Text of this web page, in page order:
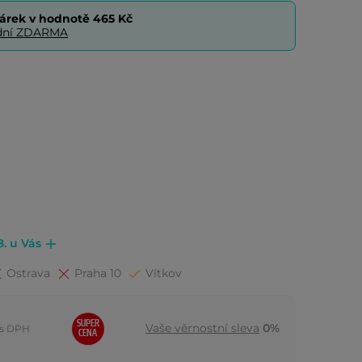
v hodnotě 465 Kč
ZDARMA
u Vás
Ostrava Praha 10 Vítkov
s DPH
SUPER
CENA
Vaše věrnostní sleva 0%